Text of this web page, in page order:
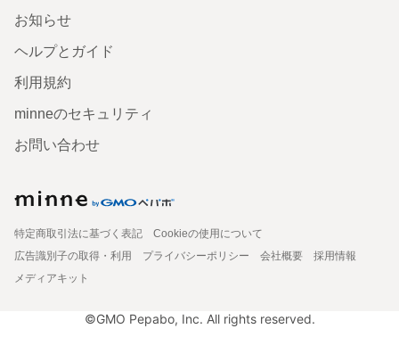
お知らせ
ヘルプとガイド
利用規約
minneのセキュリティ
お問い合わせ
特定商取引法に基づく表記
Cookieの使用について
広告識別子の取得・利用
プライバシーポリシー 会社概要
採用情報
メディアキット
©GMO Pepabo, Inc. All rights reserved.